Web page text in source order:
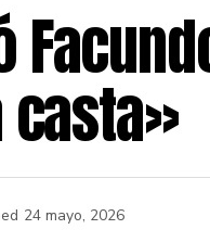
24 mayo, 2026